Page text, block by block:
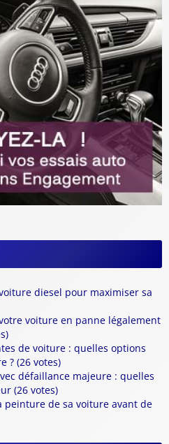
diesel pour maximiser sa
voiture en panne légalement
de voiture : quelles options
? (26 votes)
défaillance majeure : quelles
(26 votes)
peinture de sa voiture avant de